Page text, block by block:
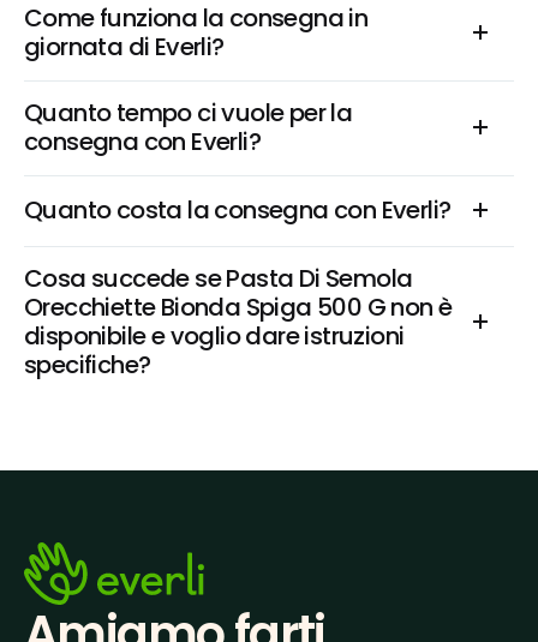
Come funziona la consegna in
giornata di Everli?
Quanto tempo ci vuole per la
consegna con Everli?
Quanto costa la consegna con Everli?
Cosa succede se Pasta Di Semola
Orecchiette Bionda Spiga 500 G non è
disponibile e voglio dare istruzioni
specifiche?